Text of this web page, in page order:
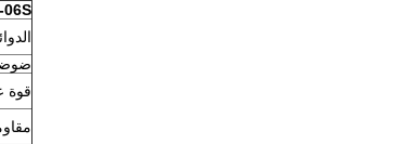
06S
قوة